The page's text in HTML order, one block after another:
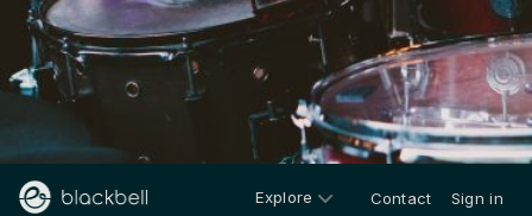
Explore Contact Sign in